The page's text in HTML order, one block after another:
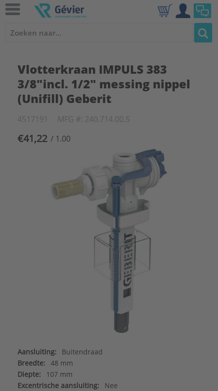
Vlotterkraan IMPULS 383
3/8"incl. 1/2" messing nippel
(Unifill) Geberit
4517191 MFG #: 240.714.00.5
€41,22 / 1.00
Aansluiting:
Buitendraad
Breedte:
48 mm
Diepte:
107 mm
Excentrische aansluiting:
Nee